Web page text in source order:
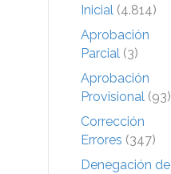
Inicial (4.814)
Aprobación
Parcial (3)
Aprobación
Provisional (93)
Corrección
Errores (347)
Denegación de